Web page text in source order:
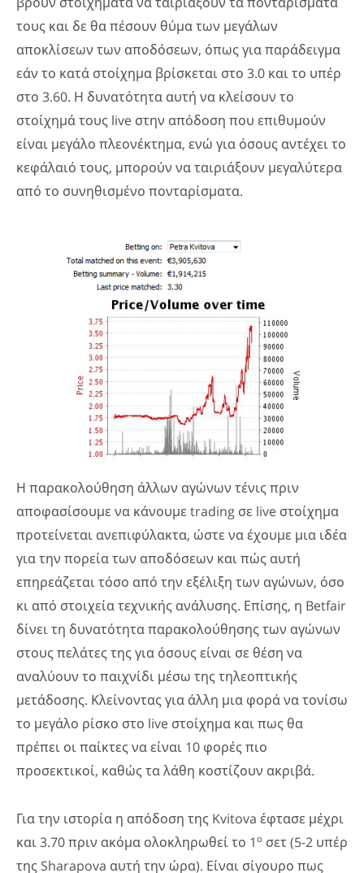
τους και δε θα πέσουν θύμα των μεγάλων
αποκλίσεων των αποδόσεων, όπως για παράδειγμα
εάν το κατά στοίχημα βρίσκεται στο 3.0 και το υπέρ
στο 3.60. Η δυνατότητα αυτή να κλείσουν το
στοίχημά τους live στην απόδοση που επιθυμούν
είναι μεγάλο πλεονέκτημα, ενώ για όσους αντέχει το
κεφάλαιό τους, μπορούν να ταιριάξουν μεγαλύτερα
από το συνηθισμένο πονταρίσματα.
Η παρακολούθηση άλλων αγώνων τένις πριν
αποφασίσουμε να κάνουμε trading σε live στοίχημα
προτείνεται ανεπιφύλακτα, ώστε να έχουμε μια ιδέα
για την πορεία των αποδόσεων και πώς αυτή
επηρεάζεται τόσο από την εξέλιξη των αγώνων, όσο
κι από στοιχεία τεχνικής ανάλυσης. Επίσης, η Betfair
δίνει τη δυνατότητα παρακολούθησης των αγώνων
στους πελάτες της για όσους είναι σε θέση να
αναλύουν το παιχνίδι μέσω της τηλεοπτικής
μετάδοσης. Κλείνοντας για άλλη μια φορά να τονίσω
το μεγάλο ρίσκο στο live στοίχημα και πως θα
πρέπει οι παίκτες να είναι 10 φορές πιο
προσεκτικοί, καθώς τα λάθη κοστίζουν ακριβά.
Για την ιστορία η απόδοση της Kvitova έφτασε μέχρι
και 3.70 πριν ακόμα ολοκληρωθεί το 1 ο σετ (5-2 υπέρ
της Sharapova αυτή την ώρα). Είναι σίγουρο πως